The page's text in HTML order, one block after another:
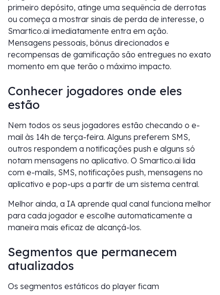
primeiro depósito, atinge uma sequência de derrotas
ou começa a mostrar sinais de perda de interesse, o
Smartico.ai imediatamente entra em ação.
Mensagens pessoais, bônus direcionados e
recompensas de gamificação são entregues no exato
momento em que terão o máximo impacto.
Conhecer jogadores onde eles
estão
Nem todos os seus jogadores estão checando o e-
mail às 14h de terça-feira. Alguns preferem SMS,
outros respondem a notificações push e alguns só
notam mensagens no aplicativo. O Smartico.ai lida
com e-mails, SMS, notificações push, mensagens no
aplicativo e pop-ups a partir de um sistema central.
Melhor ainda, a IA aprende qual canal funciona melhor
para cada jogador e escolhe automaticamente a
maneira mais eficaz de alcançá-los.
Segmentos que permanecem
atualizados
Os segmentos estáticos do player ficam